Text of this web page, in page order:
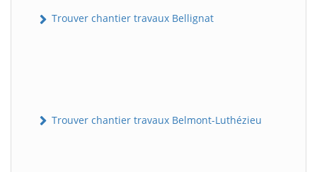
Trouver chantier travaux Bellignat
Trouver chantier travaux Belmont-Luthézieu